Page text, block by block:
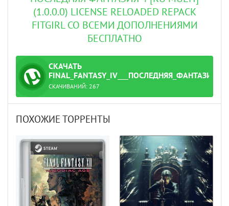
(1.0.0.0) LICENSE RELOADED REPACK
FITGIRL СО ВСЕМИ ДОПОЛНЕНИЯМИ
БЕСПЛАТНО
СКАЧАТЬ
ТОРРЕНТ
СКАЧИВАНИЙ: 267
ПОХОЖИЕ ТОРРЕНТЫ